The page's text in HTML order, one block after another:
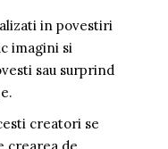
in povestiri
imagini si
sau surprind
creatori se
crearea de